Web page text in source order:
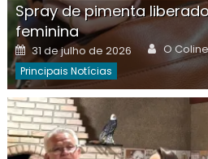
Spray de pimenta
feminina
Posted
on
31 de julho de 2026 Author
O
Principais Notícias